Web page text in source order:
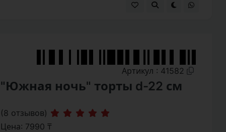
Артикул : 41582
"Южная ночь" торты d-22 см
(8 отзывов)
Цена: 7990 ₸